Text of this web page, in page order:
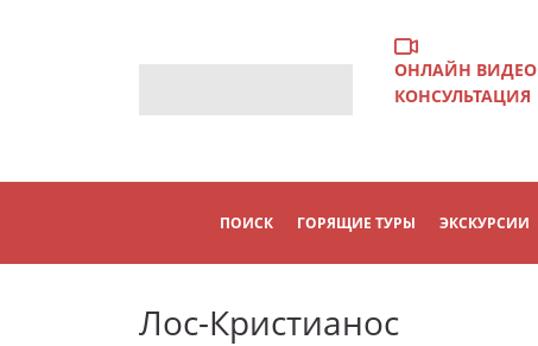
ОНЛАЙН ВИДЕО
КОНСУЛЬТАЦИЯ
ПОИСК ГОРЯЩИЕ ТУРЫ ЭКСКУРСИИ
Лос-Кристианос